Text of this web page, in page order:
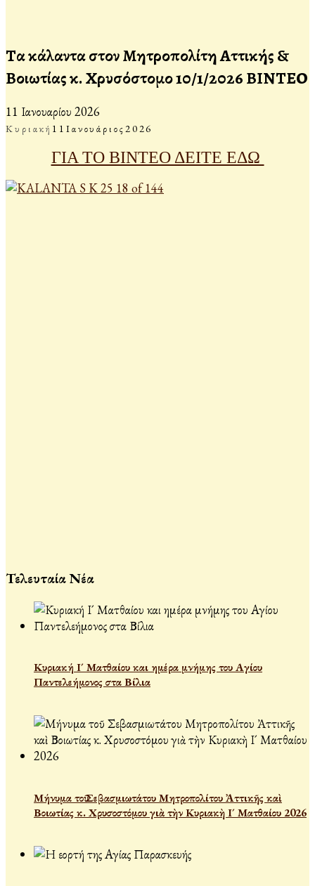
Τα κάλαντα στον Μητροπολίτη Αττικής &
Βοιωτίας κ. Χρυσόστομο 10/1/2026 ΒΙΝΤΕΟ
11 Ιανουαρίου 2026
Κυριακή 11 Ιανουάριος2026
ΓΙΑ ΤΟ ΒΙΝΤΕΟ ΔΕΙΤΕ ΕΔΩ
Τελευταία Νέα
Κυριακή Ι´ Ματθαίου και ημέρα μνήμης του Αγίου
Παντελεήμονος στα Βίλια
Μήνυμα τοῦ Σεβασμιωτάτου Μητροπολίτου Ἀττικῆς καὶ
Βοιωτίας κ. Χρυσοστόμου γιὰ τὴν Κυριακὴ Ι´ Ματθαίου 2026